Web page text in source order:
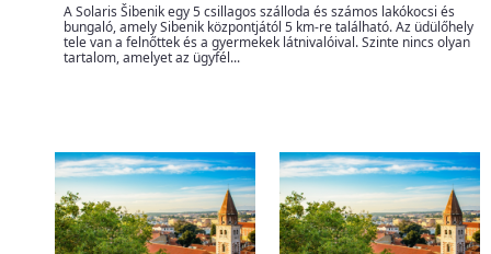
A Solaris Šibenik egy 5 csillagos szálloda és számos lakókocsi és
bungaló, amely Sibenik központjától 5 km-re található. Az üdülőhely
tele van a felnőttek és a gyermekek látnivalóival. Szinte nincs olyan
tartalom, amelyet az ügyfél...